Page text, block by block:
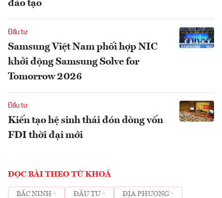
đào tạo
Đầu tư
Samsung Việt Nam phối hợp NIC
khởi động Samsung Solve for
Tomorrow 2026
Đầu tư
Kiến tạo hệ sinh thái đón dòng vốn
FDI thời đại mới
ĐỌC BÀI THEO TỪ KHOÁ
BẮC NINH ĐẦU TƯ
ĐỊA PHƯƠNG